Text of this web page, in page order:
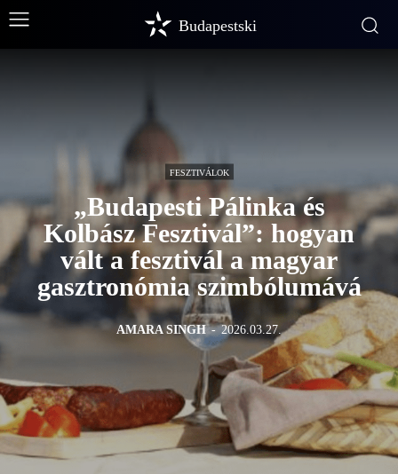
Budapestski
FESZTIVÁLOK
„Budapesti Pálinka és
Kolbász Fesztivál”: hogyan
vált a fesztivál a magyar
gasztronómia szimbólumává
AMARA SINGH - 2026.03.27.